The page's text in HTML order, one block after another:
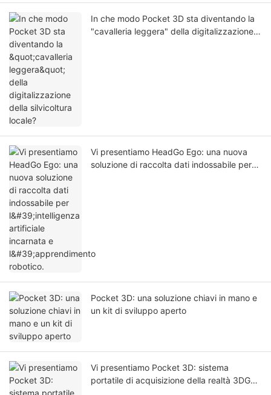
In che modo Pocket 3D sta diventando la
"cavalleria leggera" della digitalizzazione
Vi presentiamo HeadGo Ego: una nuova
soluzione di raccolta dati indossabile per
Pocket 3D: una soluzione chiavi in ​​mano e
un kit di sviluppo aperto
Vi presentiamo Pocket 3D: sistema
portatile di acquisizione della realtà 3DGS